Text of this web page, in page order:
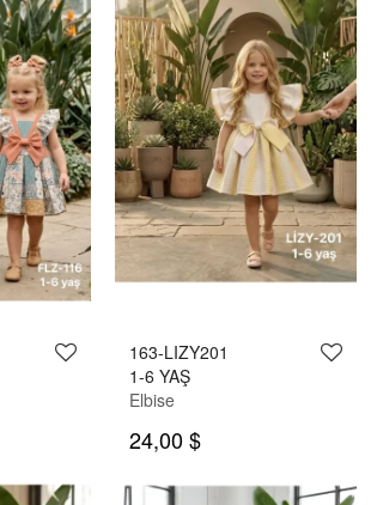
163-LIZY201
1-6 YAŞ
Elbise
24,00 $